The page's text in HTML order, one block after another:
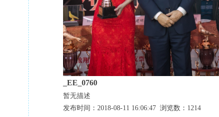
_EE_0760
暂无描述
发布时间：2018-08-11 16:06:47 浏览数：1214